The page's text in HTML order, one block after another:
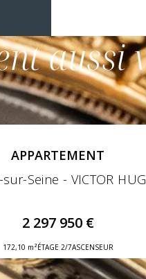
aussi
APPARTEMENT
Seine - VICTOR
2 297 950 €
172,10 m²ÉTAGE 2/7ASCENSEUR